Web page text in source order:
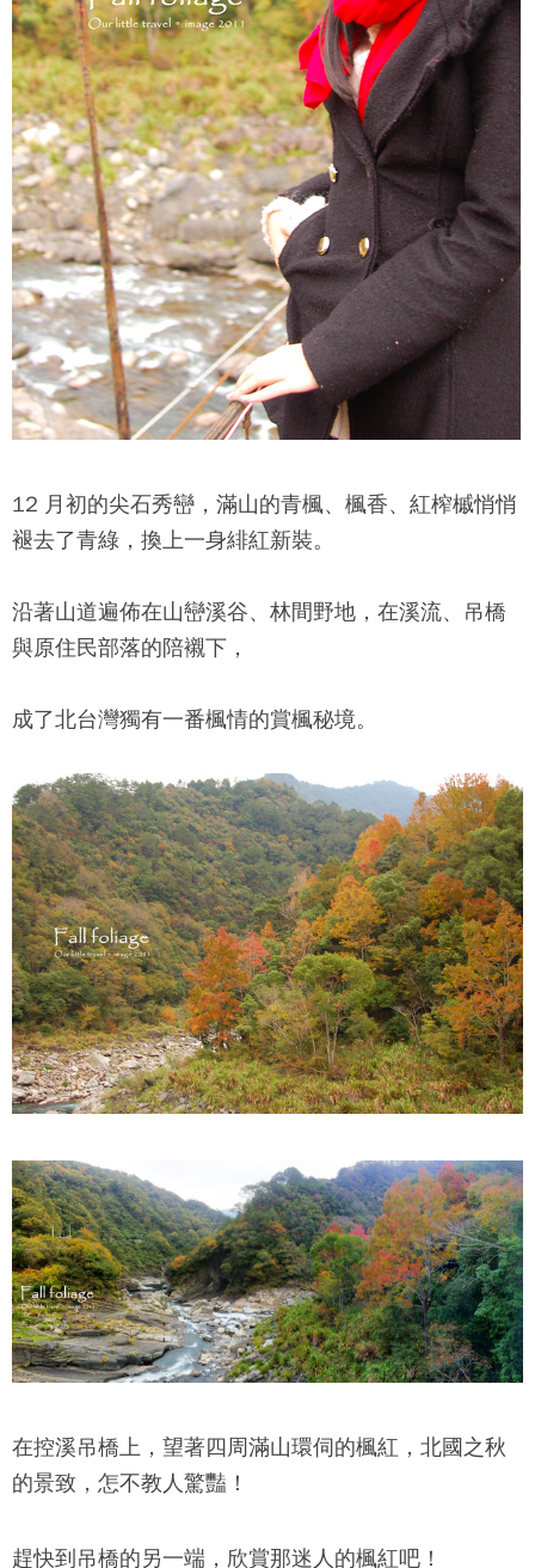
12 月初的尖石秀巒，滿山的青楓、楓香、紅榨槭悄悄
褪去了青綠，換上一身緋紅新裝。
沿著山道遍佈在山巒溪谷、林間野地，在溪流、吊橋
與原住民部落的陪襯下，
成了北台灣獨有一番楓情的賞楓秘境。
在控溪吊橋上，望著四周滿山環伺的楓紅，北國之秋
的景致，怎不教人驚豔！
趕快到吊橋的另一端，欣賞那迷人的楓紅吧！